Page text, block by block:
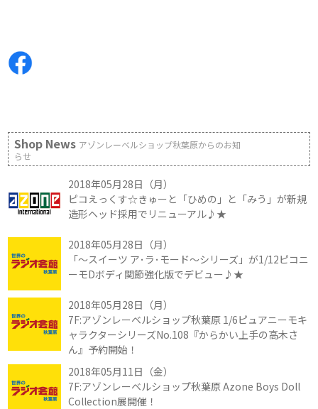
Shop News アゾンレーベルショップ秋葉原からのお知
らせ
2018年05月28日（月）
ピコえっくす☆きゅーと「ひめの」と「みう」が新規
造形ヘッド採用でリニューアル♪★
2018年05月28日（月）
「～スイーツ ア･ラ･モード～シリーズ」が1/12ピコニ
ーモDボディ関節強化版でデビュー♪★
2018年05月28日（月）
7F:アゾンレーベルショップ秋葉原 1/6ピュアニーモキ
ャラクターシリーズNo.108『からかい上手の高木さ
ん』予約開始！
2018年05月11日（金）
7F:アゾンレーベルショップ秋葉原 Azone Boys Doll
Collection展開催！